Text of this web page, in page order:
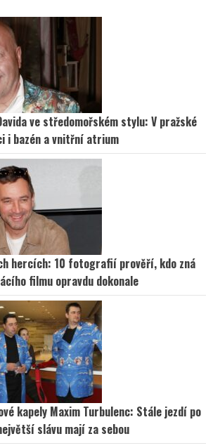
ve středomořském stylu: V pražské
i bazén a vnitřní atrium
hercích: 10 fotografií prověří, kdo zná
filmu opravdu dokonale
kapely Maxim Turbulenc: Stále jezdí po
slávu mají za sebou